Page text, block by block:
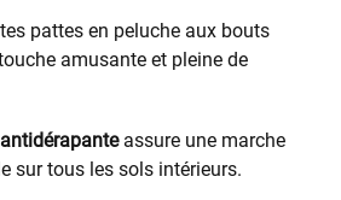
pattes en peluche aux bouts
amusante et pleine de
assure une marche
sur tous les sols intérieurs.